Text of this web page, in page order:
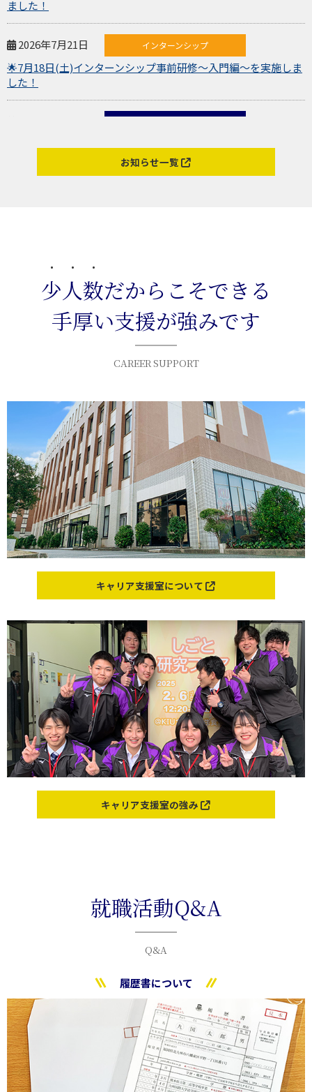
ました！
2026年7月21日 インターンシップ
🌟7月18日(土)インターンシップ事前研修～入門編～を実施しま
した！
🤝 第4回「企業と学生のマッチングセミナー」を開催しまし
👨‍👩‍👧 保護者向けキャリア支援Webセミナーを開催しました！
2026年7月1日 お知らせ
🃏 エンゲージメントカード講座を実施しました！
🏢実はこんなところにも！身の回りの製品に深くかかわる企業
2026年6月18日 お知らせ
🌸第3回 企業と学生のマッチングセミナーを開催しました！
2026年6月10日 お知らせ
🏢 北九州近郊で活躍する企業から学ぶ！地域に根ざした仕事の
魅力とは？
お知らせ一覧
少人数だからこそできる
手厚い支援が強みです
CAREER SUPPORT
キャリア支援室について
キャリア支援室の強み
就職活動Q&A
Q&A
履歴書について